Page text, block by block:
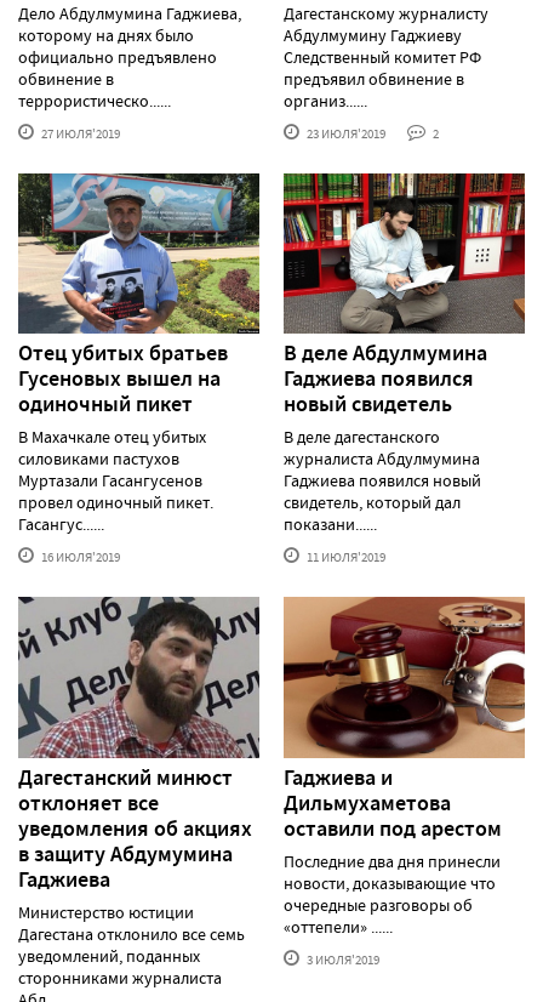
Дело Абдулмумина Гаджиева,
которому на днях было
официально предъявлено
обвинение в
террористическо......
27 ИЮЛЯ'2019
Дагестанскому журналисту
Абдулмумину Гаджиеву
Следственный комитет РФ
предъявил обвинение в
организ......
23 ИЮЛЯ'2019 2
Отец убитых братьев
Гусеновых вышел на
одиночный пикет
В Махачкале отец убитых
силовиками пастухов
Муртазали Гасангусенов
провел одиночный пикет.
Гасангус......
16 ИЮЛЯ'2019
В деле Абдулмумина
Гаджиева появился
новый свидетель
В деле дагестанского
журналиста Абдулмумина
Гаджиева появился новый
свидетель, который дал
показани......
11 ИЮЛЯ'2019
Дагестанский минюст
отклоняет все
уведомления об акциях
в защиту Абдумумина
Гаджиева
Министерство юстиции
Дагестана отклонило все семь
уведомлений, поданных
сторонниками журналиста
Гаджиева и
Дильмухаметова
оставили под арестом
Последние два дня принесли
новости, доказывающие что
очередные разговоры об
«оттепели» ......
3 ИЮЛЯ'2019